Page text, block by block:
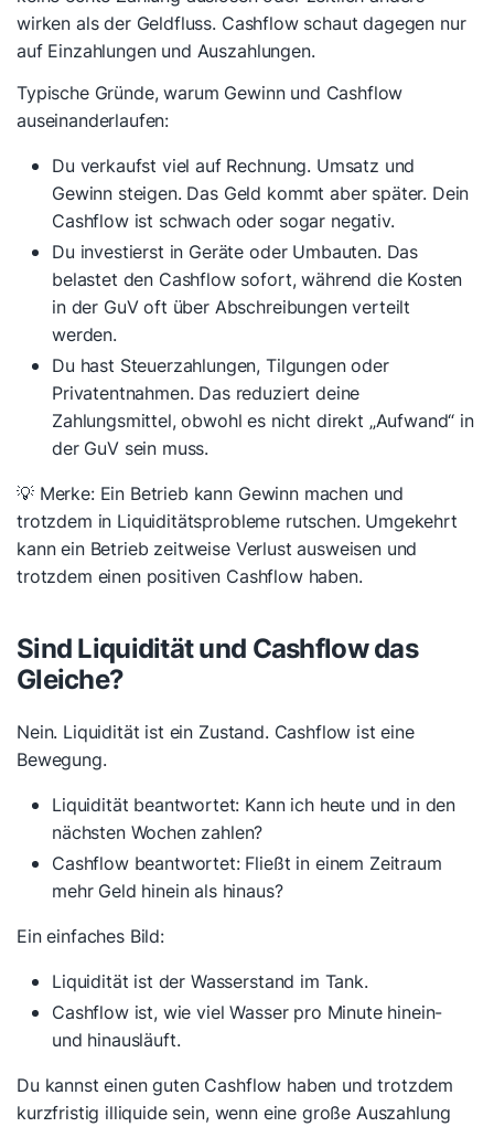
wirken als der Geldfluss. Cashflow schaut dagegen nur
auf Einzahlungen und Auszahlungen.
Typische Gründe, warum Gewinn und Cashflow
auseinanderlaufen:
Du verkaufst viel auf Rechnung. Umsatz und
Gewinn steigen. Das Geld kommt aber später. Dein
Cashflow ist schwach oder sogar negativ.
Du investierst in Geräte oder Umbauten. Das
belastet den Cashflow sofort, während die Kosten
in der GuV oft über Abschreibungen verteilt
werden.
Du hast Steuerzahlungen, Tilgungen oder
Privatentnahmen. Das reduziert deine
Zahlungsmittel, obwohl es nicht direkt „Aufwand“ in
der GuV sein muss.
💡 Merke: Ein Betrieb kann Gewinn machen und
trotzdem in Liquiditätsprobleme rutschen. Umgekehrt
kann ein Betrieb zeitweise Verlust ausweisen und
trotzdem einen positiven Cashflow haben.
Sind Liquidität und Cashflow das
Gleiche?
Nein. Liquidität ist ein Zustand. Cashflow ist eine
Bewegung.
Liquidität beantwortet: Kann ich heute und in den
nächsten Wochen zahlen?
Cashflow beantwortet: Fließt in einem Zeitraum
mehr Geld hinein als hinaus?
Ein einfaches Bild:
Liquidität ist der Wasserstand im Tank.
Cashflow ist, wie viel Wasser pro Minute hinein-
und hinausläuft.
Du kannst einen guten Cashflow haben und trotzdem
kurzfristig illiquide sein, wenn eine große Auszahlung